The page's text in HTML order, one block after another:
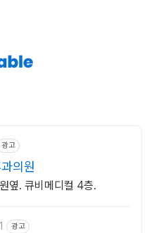
광고
의원
옆. 큐비메디컬 4층.
광고